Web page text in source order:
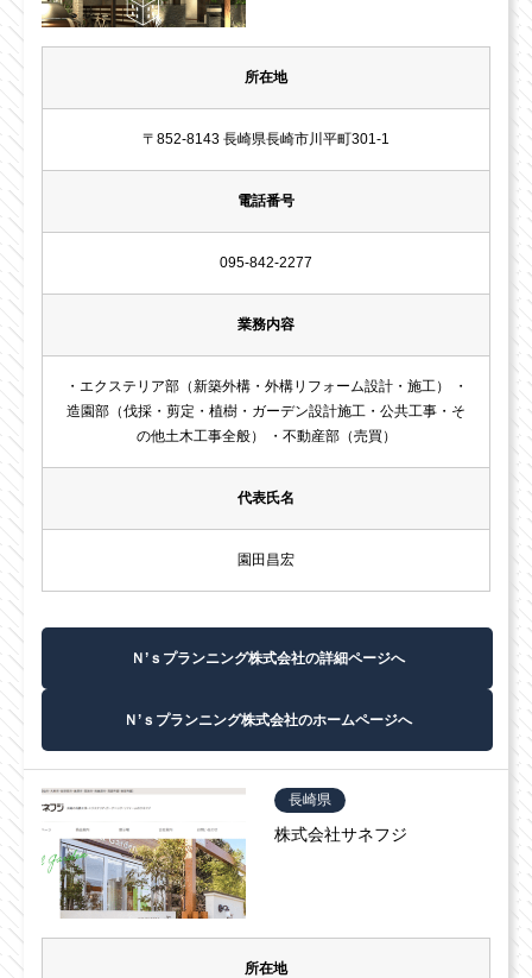
所在地
〒852-8143 長崎県長崎市川平町301-1
電話番号
095-842-2277
業務内容
・エクステリア部（新築外構・外構リフォーム設計・施工） ・
造園部（伐採・剪定・植樹・ガーデン設計施工・公共工事・そ
の他土木工事全般） ・不動産部（売買）
代表氏名
園田昌宏
Ｎ’ｓプランニング株式会社の詳細ページへ
Ｎ’ｓプランニング株式会社のホームページへ
長崎県
株式会社サネフジ
所在地